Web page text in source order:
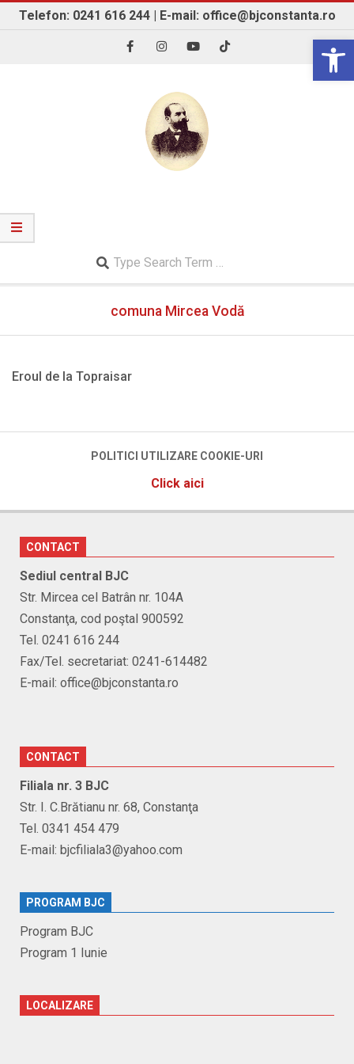
SkipTelefon: 0241 616 244 | E-mail: office@bjconstanta.ro
Search
comuna Mircea Vodă
Eroul de la Topraisar
15
POLITICI UTILIZARE COOKIE-URI
Click aici
CONTACT
Sediul central BJC
Str. Mircea cel Batrân nr. 104A
Constanţa, cod poştal 900592
Tel. 0241 616 244
Fax/Tel. secretariat: 0241-614482
E-mail: office@bjconstanta.ro
CONTACT
Filiala nr. 3 BJC
Str. I. C.Brătianu nr. 68, Constanţa
Tel. 0341 454 479
E-mail: bjcfiliala3@yahoo.com
PROGRAM BJC
Program BJC
Program 1 Iunie
LOCALIZARE